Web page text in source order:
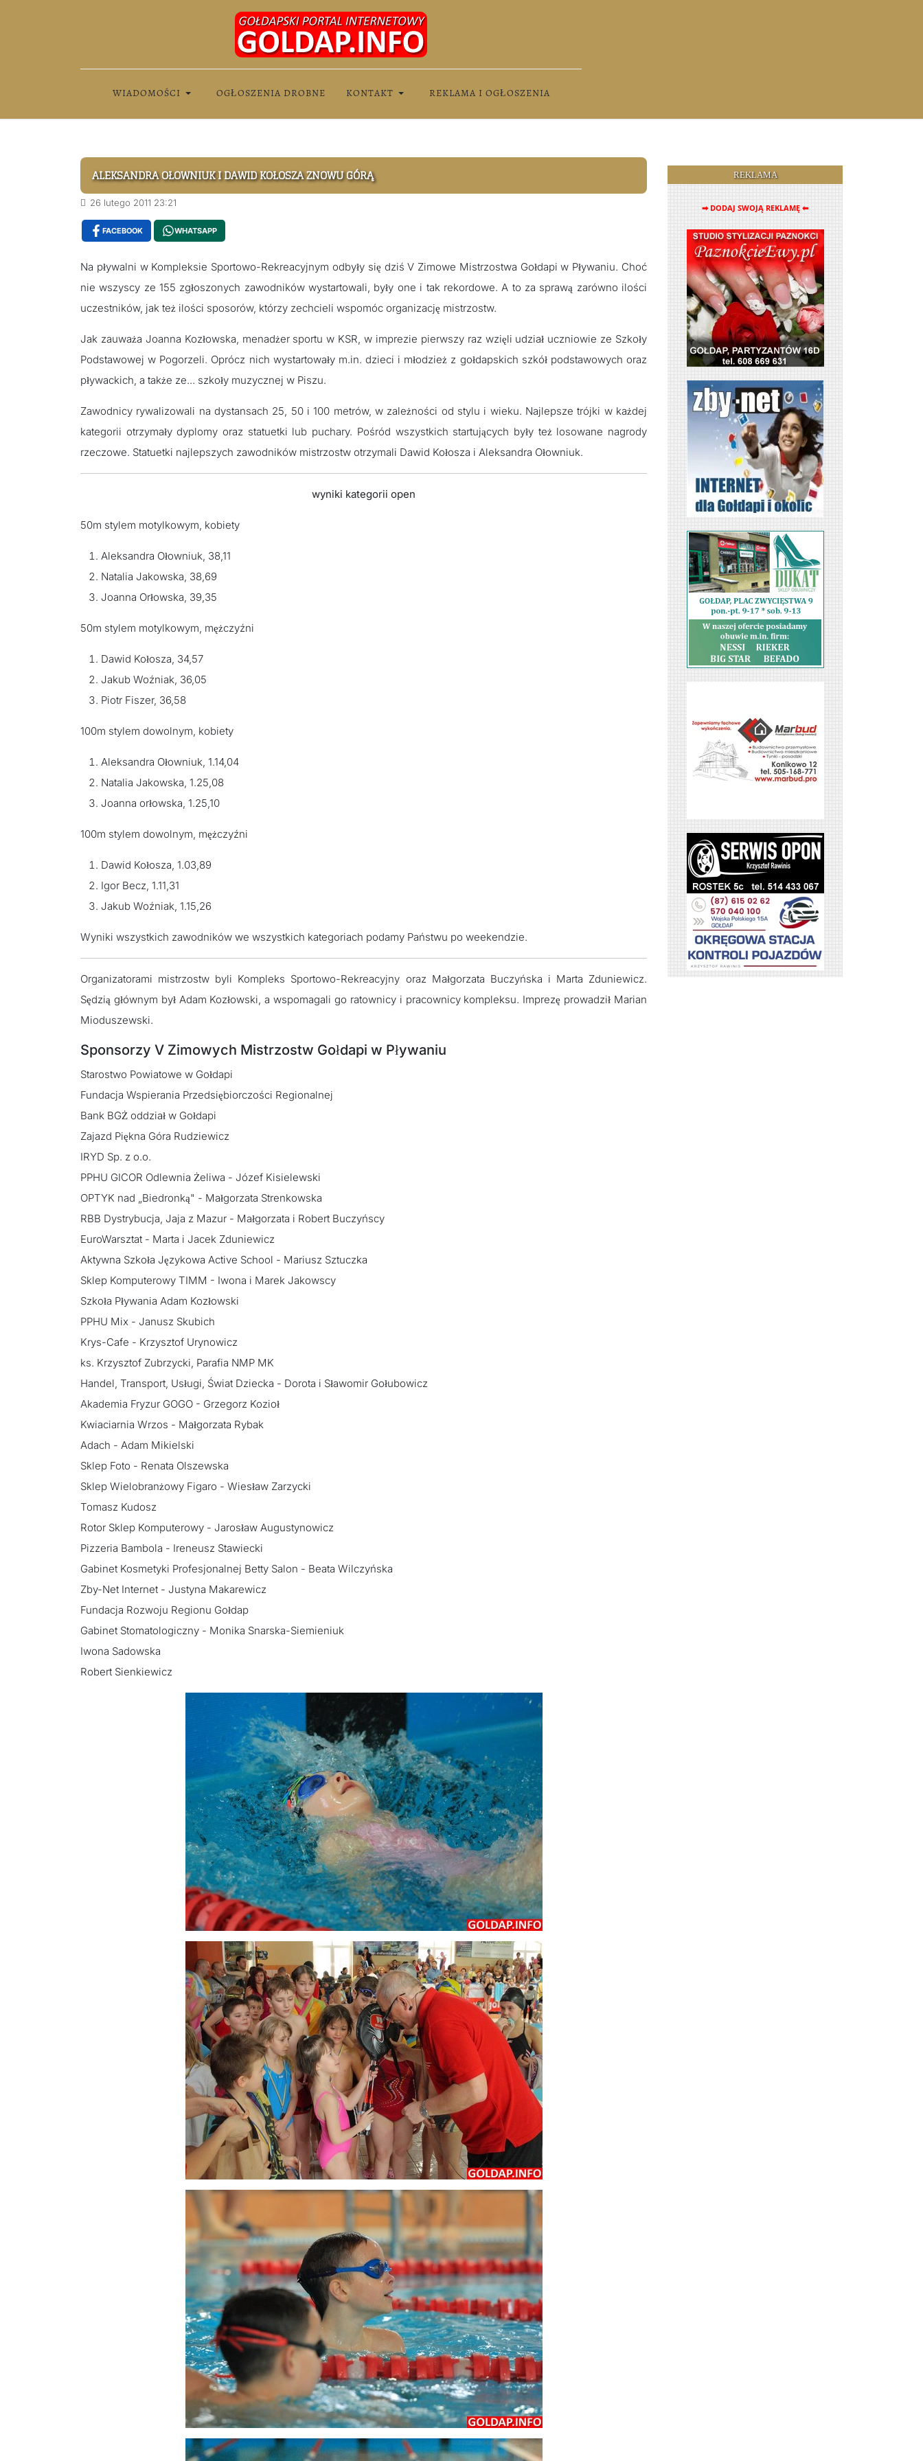
WIADOMOŚCI OGŁOSZENIA DROBNE KONTAKT REKLAMA I OGŁOSZENIA
ALEKSANDRA OŁOWNIUK I DAWID KOŁOSZA ZNOWU GÓRĄ
26 lutego 2011 23:21
FACEBOOK WHATSAPP
Na pływalni w Kompleksie Sportowo-Rekreacyjnym odbyły się dziś V Zimowe Mistrzostwa Gołdapi w Pływaniu. Choć
nie wszyscy ze 155 zgłoszonych zawodników wystartowali, były one i tak rekordowe. A to za sprawą zarówno ilości
uczestników, jak też ilości sposorów, którzy zechcieli wspomóc organizację mistrzostw.
Jak zauważa Joanna Kozłowska, menadżer sportu w KSR, w imprezie pierwszy raz wzięli udział uczniowie ze Szkoły
Podstawowej w Pogorzeli. Oprócz nich wystartowały m.in. dzieci i młodzież z gołdapskich szkół podstawowych oraz
pływackich, a także ze... szkoły muzycznej w Piszu.
Zawodnicy rywalizowali na dystansach 25, 50 i 100 metrów, w zależności od stylu i wieku. Najlepsze trójki w każdej
kategorii otrzymały dyplomy oraz statuetki lub puchary. Pośród wszystkich startujących były też losowane nagrody
rzeczowe. Statuetki najlepszych zawodników mistrzostw otrzymali Dawid Kołosza i Aleksandra Ołowniuk.
wyniki kategorii open
50m stylem motylkowym, kobiety
Aleksandra Ołowniuk, 38,11
Natalia Jakowska, 38,69
Joanna Orłowska, 39,35
50m stylem motylkowym, mężczyźni
Dawid Kołosza, 34,57
Jakub Woźniak, 36,05
Piotr Fiszer, 36,58
100m stylem dowolnym, kobiety
Aleksandra Ołowniuk, 1.14,04
Natalia Jakowska, 1.25,08
Joanna orłowska, 1.25,10
100m stylem dowolnym, mężczyźni
Dawid Kołosza, 1.03,89
Igor Becz, 1.11,31
Jakub Woźniak, 1.15,26
Wyniki wszystkich zawodników we wszystkich kategoriach podamy Państwu po weekendzie.
Organizatorami mistrzostw byli Kompleks Sportowo-Rekreacyjny oraz Małgorzata Buczyńska i Marta Zduniewicz.
Sędzią głównym był Adam Kozłowski, a wspomagali go ratownicy i pracownicy kompleksu. Imprezę prowadził Marian
Mioduszewski.
Sponsorzy V Zimowych Mistrzostw Gołdapi w Pływaniu
Starostwo Powiatowe w Gołdapi
Fundacja Wspierania Przedsiębiorczości Regionalnej
Bank BGŻ oddział w Gołdapi
Zajazd Piękna Góra Rudziewicz
IRYD Sp. z o.o.
PPHU GICOR Odlewnia Żeliwa - Józef Kisielewski
OPTYK nad „Biedronką" - Małgorzata Strenkowska
RBB Dystrybucja, Jaja z Mazur - Małgorzata i Robert Buczyńscy
EuroWarsztat - Marta i Jacek Zduniewicz
Aktywna Szkoła Językowa Active School - Mariusz Sztuczka
Sklep Komputerowy TIMM - Iwona i Marek Jakowscy
Szkoła Pływania Adam Kozłowski
PPHU Mix - Janusz Skubich
Krys-Cafe - Krzysztof Urynowicz
ks. Krzysztof Zubrzycki, Parafia NMP MK
Handel, Transport, Usługi, Świat Dziecka - Dorota i Sławomir Gołubowicz
Akademia Fryzur GOGO - Grzegorz Kozioł
Kwiaciarnia Wrzos - Małgorzata Rybak
Adach - Adam Mikielski
Sklep Foto - Renata Olszewska
Sklep Wielobranżowy Figaro - Wiesław Zarzycki
Tomasz Kudosz
Rotor Sklep Komputerowy - Jarosław Augustynowicz
Pizzeria Bambola - Ireneusz Stawiecki
Gabinet Kosmetyki Profesjonalnej Betty Salon - Beata Wilczyńska
Zby-Net Internet - Justyna Makarewicz
Fundacja Rozwoju Regionu Gołdap
Gabinet Stomatologiczny - Monika Snarska-Siemieniuk
Iwona Sadowska
Robert Sienkiewicz
REKLAMA
➡ DODAJ SWOJĄ REKLAMĘ ⬅